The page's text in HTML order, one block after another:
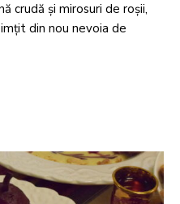
crudă și mirosuri de roșii,
din nou nevoia de